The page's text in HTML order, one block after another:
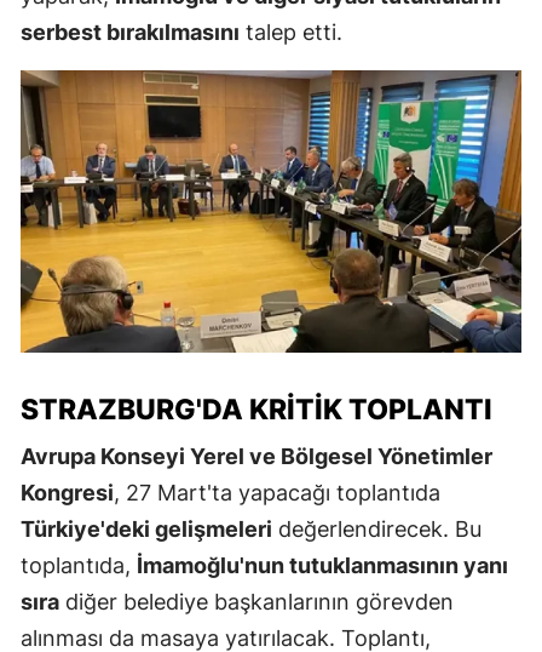
serbest bırakılmasını talep etti.
STRAZBURG'DA KRITIK TOPLANTI
Avrupa Konseyi Yerel ve Bölgesel Yönetimler
Kongresi, 27 Mart'ta yapacağı toplantıda
Türkiye'deki gelişmeleri değerlendirecek. Bu
toplantıda, İmamoğlu'nun tutuklanmasının yanı
sıra diğer belediye başkanlarının görevden
alınması da masaya yatırılacak. Toplantı,